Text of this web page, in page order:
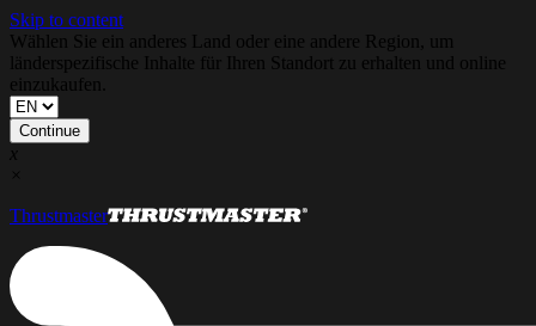
Skip to content
Wählen Sie ein anderes Land oder eine andere Region, um
länderspezifische Inhalte für Ihren Standort zu erhalten und online
einzukaufen.
Continue
x
×
Thrustmaster